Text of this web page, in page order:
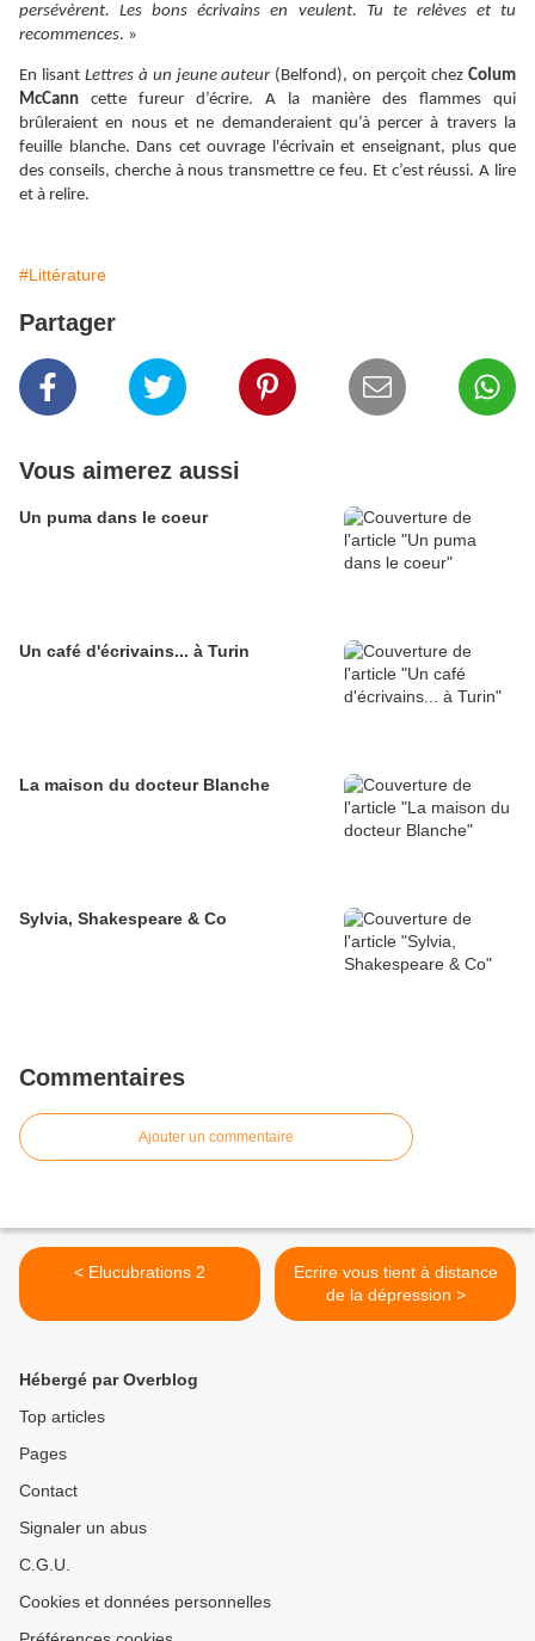
persévèrent. Les bons écrivains en veulent. Tu te relèves et tu
recommences. »
En lisant Lettres à un jeune auteur (Belfond), on perçoit chezColum
McCann cette fureur d’écrire. A la manière des flammes qui
brûleraient en nous et ne demanderaient qu’à percer à travers la
feuille blanche. Dans cet ouvrage l'écrivain et enseignant, plus que
des conseils, cherche à nous transmettre ce feu. Et c’est réussi. A lire
et à relire.
#Littérature
Partager
Vous aimerez aussi
Un puma dans le coeur
Un café d'écrivains... à Turin
La maison du docteur Blanche
Sylvia, Shakespeare & Co
Commentaires
Ajouter un commentaire
< Elucubrations 2
Ecrire vous tient à distance
de la dépression >
Hébergé par Overblog
Top articles
Pages
Contact
Signaler un abus
C.G.U.
Cookies et données personnelles